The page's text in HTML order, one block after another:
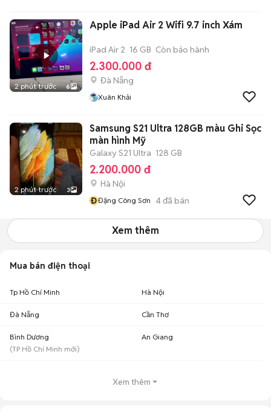
2 phút trước 6
Apple iPad Air 2 Wifi 9.7 inch Xám
iPad Air 2 16 GB Còn bảo hành
2.300.000 đ
Đà Nẵng
Xuân Khải
2 phút trước 3
Samsung S21 Ultra 128GB màu Ghi Sọc
màn hình Mỹ
Galaxy S21 Ultra 128 GB
2.200.000 đ
Hà Nội
ĐĐặng Công Sơn 4đã bán
Xem thêm
Mua bán điện thoại
Tp Hồ Chí Minh Hà Nội
Đà Nẵng Cần Thơ
Bình Dương
(TP Hồ Chí Minh mới)
An Giang
Xem thêm